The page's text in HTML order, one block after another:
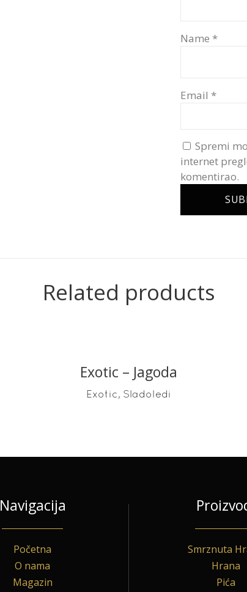
Name *
Email *
Spremi
internet
komentirao.
Related products
READ MORE
Exotic – Jagoda
Exotic, Sladoledi
Navigacija
Početna
O nama
Magazin
Smrznuta
Hrana
Pića